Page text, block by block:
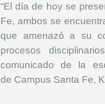
“El día de hoy se
Fe, ambos se
que amenazó a su
procesos
comunicado de la
de Campus Santa Fe,